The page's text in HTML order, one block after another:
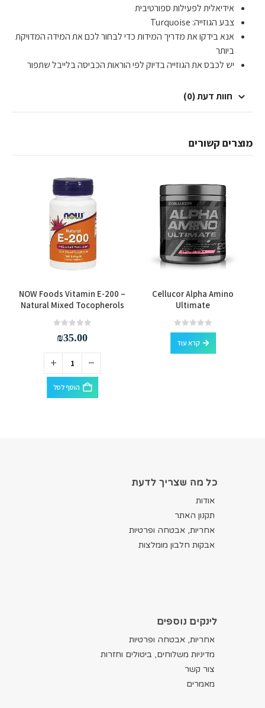
אידיאלית לפעילות ספורטיבית
צבע הגוזייה: Turquoise
אנא בידקו את מדריך המידות כדי לבחור לכם את המידה המדויקת
ביותר
יש לכבס את הגוזייה בדיוק לפי הוראות הכביסה בלייבל שתפור
חוות דעת (0)
מוצרים קשורים
Cellucor Alpha Amino
Ultimate
0
out of 5
קרא עוד
NOW Foods Vitamin E-200 –
Natural Mixed Tocopherols
₪35.00
הוסף לסל
כל מה שצריך לדעת
אודות
תקנון האתר
אחריות, אבטחה ופרטיות
אבקות חלבון מומלצות
לינקים נוספים
אחריות, אבטחה ופרטיות
מדיניות משלוחים, ביטולים וחזרות
צור קשר
מאמרים